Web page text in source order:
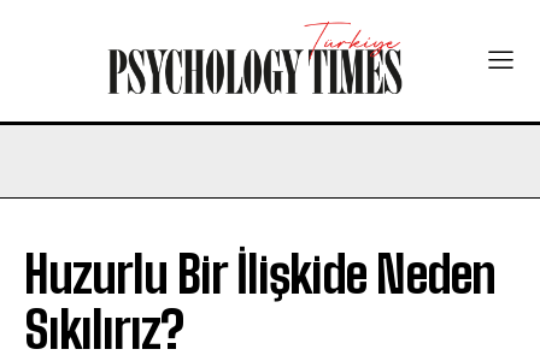
Huzurlu Bir İlişkide Neden
Sıkılırız?